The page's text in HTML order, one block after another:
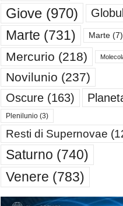
Giove(970)
Marte (731) Marte(7)
Mercurio (218)
Novilunio (237)
Oscure(163)
Plenilunio(3)
Resti di Supernovae
Saturno (740)
Venere (783)